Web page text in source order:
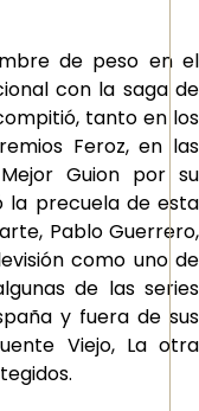
de peso en el
con la saga de
tanto en los
Feroz, en las
Guion por su
la precuela de esta
Pablo Guerrero,
como uno de
de las series
y fuera de sus
Viejo, La otra